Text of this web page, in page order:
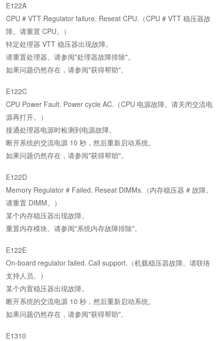
E122A
CPU # VTT Regulator failure. Reseat CPU.（CPU # VTT 稳压器故
障。请重置 CPU。）
特定处理器 VTT 稳压器出现故障。
请重置处理器。请参阅"处理器故障排除"。
如果问题仍然存在，请参阅"获得帮助"。
E122C
CPU Power Fault. Power cycle AC.（CPU 电源故障。请关闭交流电
源再打开。）
接通处理器电源时检测到电源故障。
断开系统的交流电源 10 秒，然后重新启动系统。
如果问题仍然存在，请参阅"获得帮助"。
E122D
Memory Regulator # Failed. Reseat DIMMs.（内存稳压器 # 故障。
请重置 DIMM。）
某个内存稳压器出现故障。
重置内存模块。请参阅"系统内存故障排除"。
E122E
On-board regulator failed. Call support.（机载稳压器故障。请联络
支持人员。）
某个内置稳压器出现故障。
断开系统的交流电源 10 秒，然后重新启动系统。
如果问题仍然存在，请参阅"获得帮助"。
E1310